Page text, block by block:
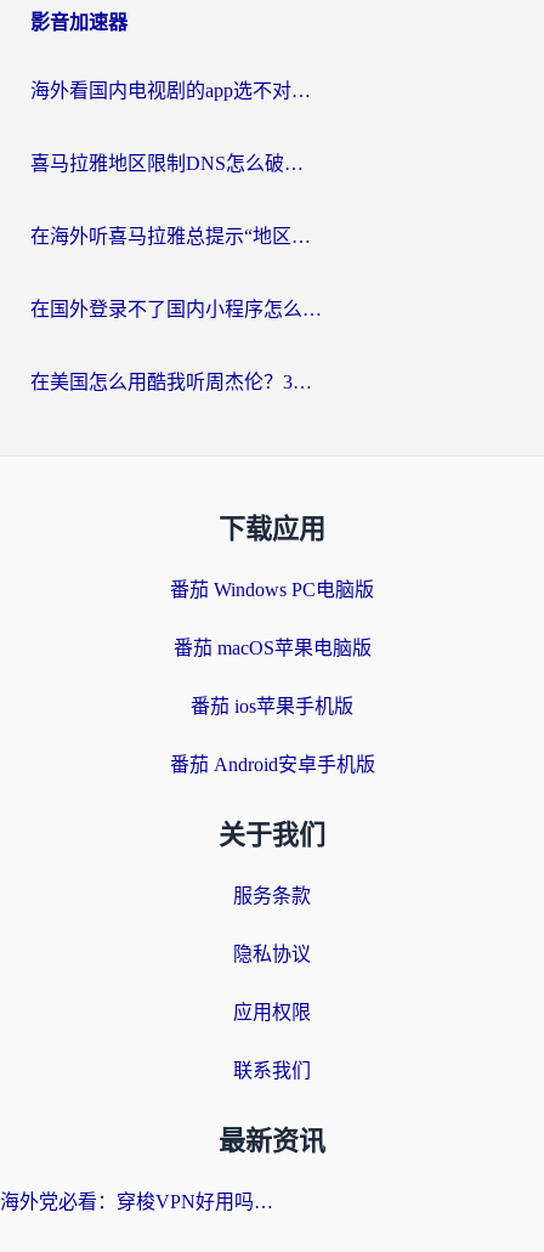
影音加速器
海外看国内电视剧的app选不对？这份回国加速器避坑指南帮你流畅追剧
喜马拉雅地区限制DNS怎么破？海外党听国内音乐听书的终极解决方案
在海外听喜马拉雅总提示“地区限制”？3步轻松解除+听国内音乐全攻略
在国外登录不了国内小程序怎么办？选对回国加速器，轻松解锁国内资源
在美国怎么用酷我听周杰伦？3步搞定海外听歌难题
下载应用
番茄 Windows PC电脑版
番茄 macOS苹果电脑版
番茄 ios苹果手机版
番茄 Android安卓手机版
关于我们
服务条款
隐私协议
应用权限
联系我们
最新资讯
海外党必看：穿梭VPN好用吗？和云帆VPN对比哪个回国效果更好？附真实测评+避坑指南